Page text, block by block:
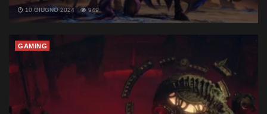
10 GIUGNO 2024 949
GAMING